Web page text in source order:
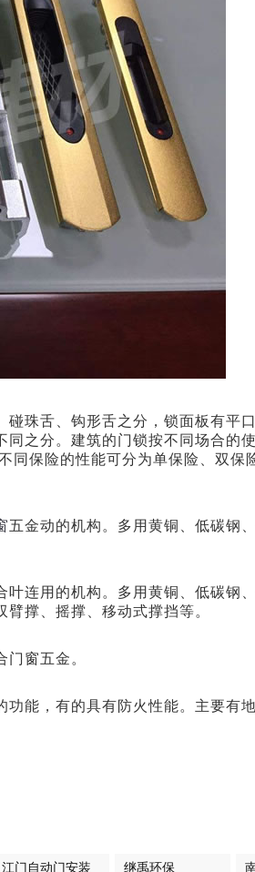
珠舌、钩形舌之分，锁面板有平口
之分。建筑的门锁按不同场合的
同保险的性能可分为单保险、双保
五金动的机构。多用黄铜、低碳钢
叶连用的机构。多用黄铜、低碳钢
撑、摇撑、移动式撑挡等。
窗五金。
能，有的具有防火性能。主要有
江门自动门安装 继禹环保